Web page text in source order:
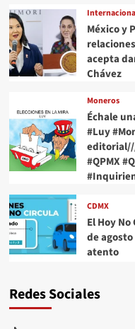
México y
acepta
Chávez
Moneros
Échale
#Luy
#QPMX
CDMX
El Hoy
de agosto
atento
Redes Sociales